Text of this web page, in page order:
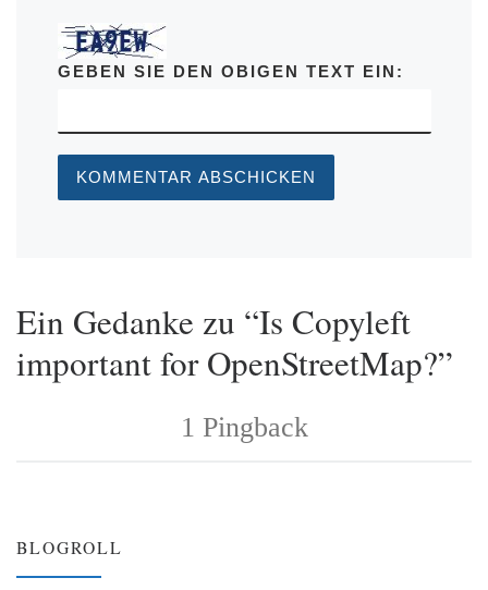
GEBEN SIE DEN OBIGEN TEXT EIN:
Ein Gedanke zu “Is Copyleft
important for OpenStreetMap?”
1 Pingback
BLOGROLL